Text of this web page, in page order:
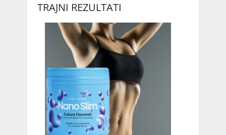
TRAJNI REZULTATI